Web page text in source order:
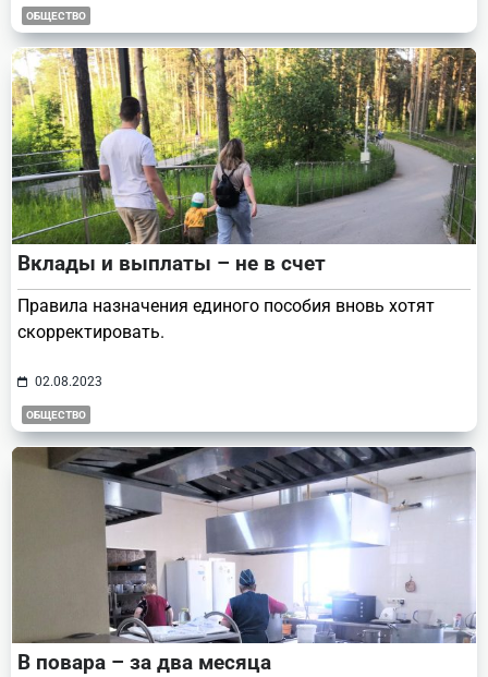
ОБЩЕСТВО
Вклады и выплаты – не в счет
Правила назначения единого пособия вновь хотят
скорректировать.
02.08.2023
ОБЩЕСТВО
В повара – за два месяца